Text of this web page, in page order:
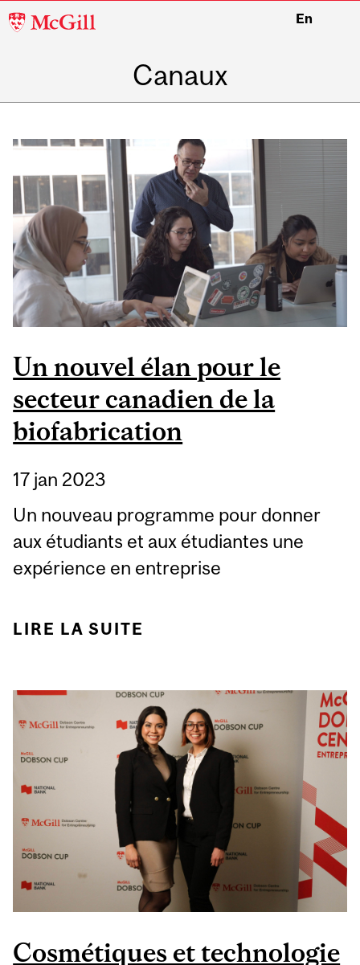
McGill
En
Canaux
Un nouvel élan pour le
secteur canadien de la
biofabrication
17 jan 2023
Un nouveau programme pour donner
aux étudiants et aux étudiantes une
expérience en entreprise
LIRE LA SUITE
BIOFABRICATION
Cosmétiques et technologie